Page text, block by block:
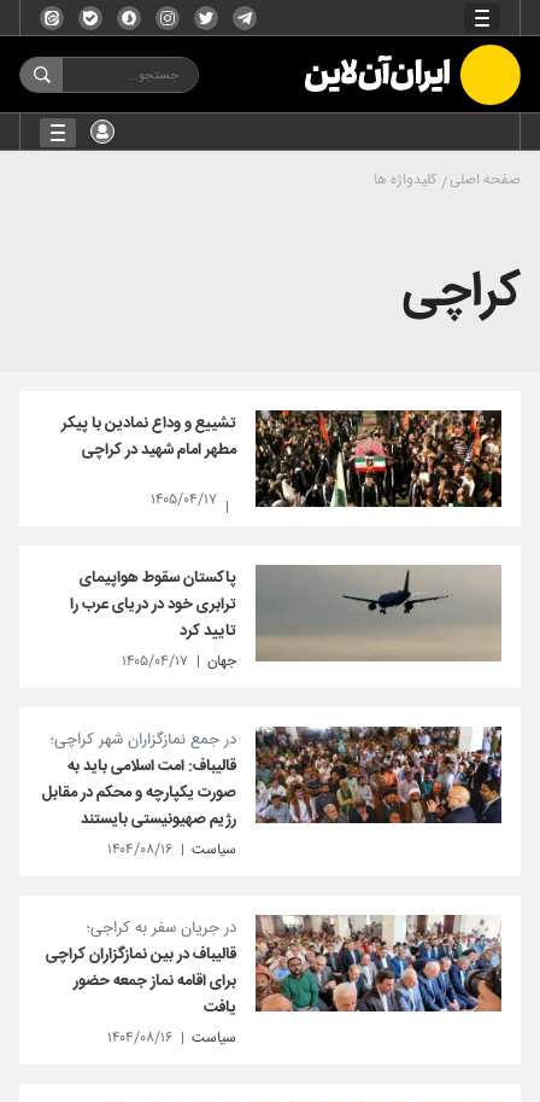
صفحه اصلی کلیدواژه ها
کراچی
تشییع و وداع نمادین با پیکر
مطهر امام شهید در کراچی
۱۴۰۵/۰۴/۱۷
پاکستان سقوط هواپیمای
ترابری خود در دریای عرب را
تایید کرد
جهان ۱۴۰۵/۰۴/۱۷
در جمع نمازگزاران شهر کراچی؛
قالیباف: امت اسلامی باید به
صورت یکپارچه و محکم در مقابل
رژیم صهیونیستی بایستند
سیاست ۱۴۰۴/۰۸/۱۶
در جریان سفر به کراجی؛
قالیباف در بین نمازگزاران کراچی
برای اقامه نماز جمعه حضور
یافت
سیاست ۱۴۰۴/۰۸/۱۶